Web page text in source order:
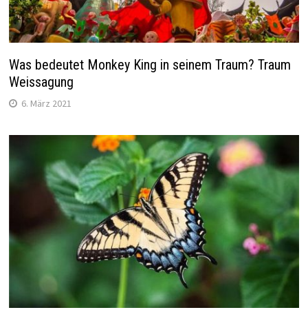
Was bedeutet Monkey King in seinem Traum? Traum
Weissagung
6. März 2021